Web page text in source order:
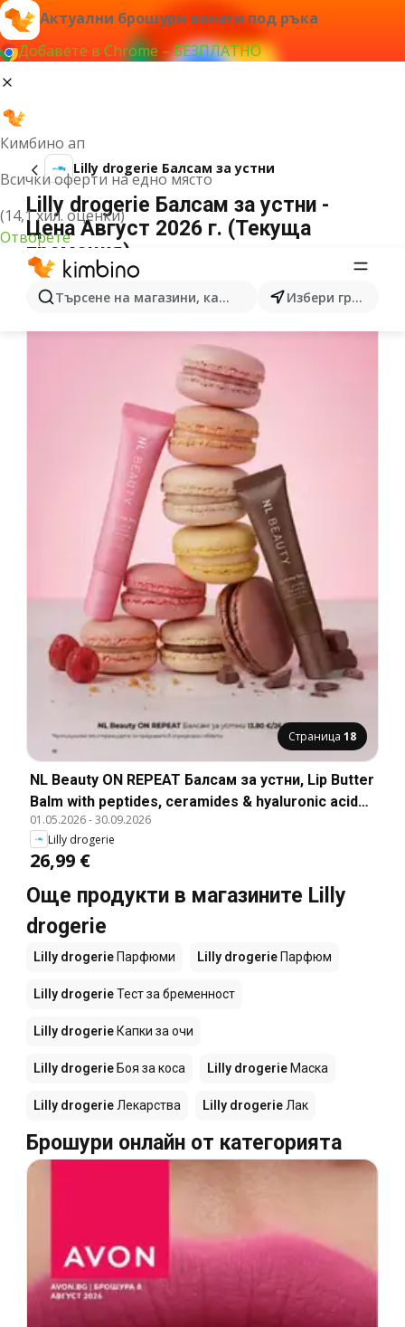
Актуални брошури винаги под ръка
Добавете в Chrome – БЕЗПЛАТНО
Кимбино ап
Всички оферти на едно място
(14,1 хил. оценки)
Отворете
Търсене на магазини, категории, продукти...Избери град
Lilly drogerie Балсам за устни
Lilly drogerie Балсам за устни -
Цена Август 2026 г. (Текуща
промоция)
Страница 18
NL Beauty ON REPEAT Балсам за устни, Lip Butter
Balm with peptides, ceramides & hyaluronic acid
complex
01.05.2026-30.09.2026
Lilly drogerie
26,99 €
Още продукти в магазините Lilly
drogerie
Lilly drogerie Парфюми Lilly drogerie Парфюм
Lilly drogerieТест за бременност
Lilly drogerie Капки за очи
Lilly drogerie Боя за коса Lilly drogerie Маска
Lilly drogerie Лекарства Lilly drogerie Лак
Брошури онлайн от категорията